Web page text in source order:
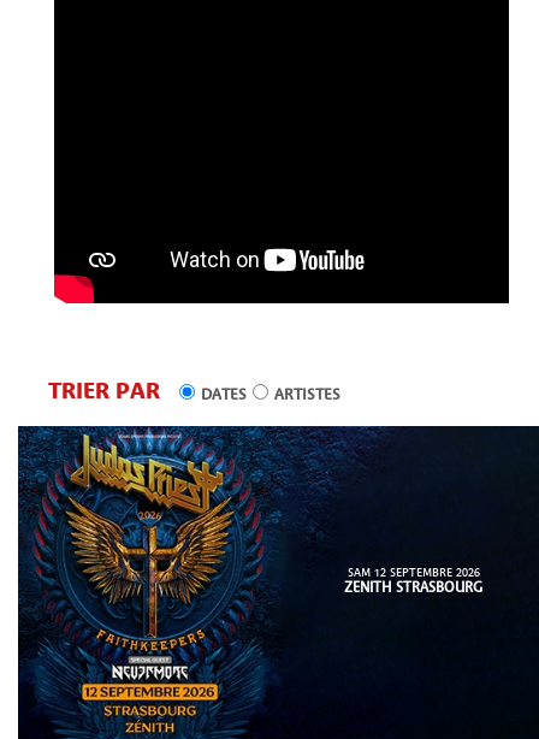
TRIER PAR DATES ARTISTES
SAM 12 SEPTEMBRE 2026
ZENITH STRASBOURG